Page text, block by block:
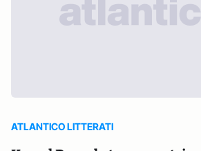
ATLANTICO LITTERATI